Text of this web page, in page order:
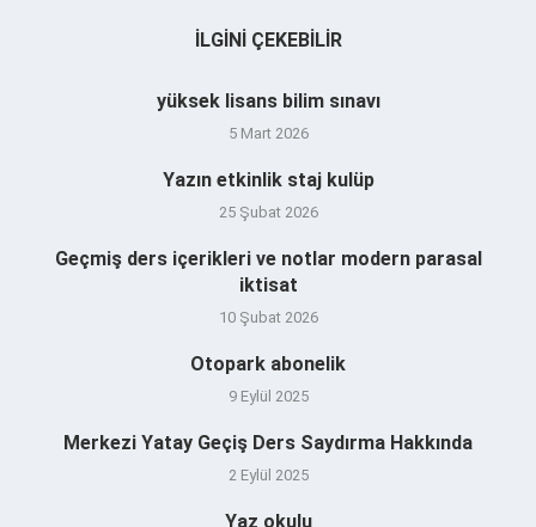
İLGINI ÇEKEBILIR
yüksek lisans bilim sınavı
5 Mart 2026
Yazın etkinlik staj kulüp
25 Şubat 2026
Geçmiş ders içerikleri ve notlar modern parasal
iktisat
10 Şubat 2026
Otopark abonelik
9 Eylül 2025
Merkezi Yatay Geçiş Ders Saydırma Hakkında
2 Eylül 2025
Yaz okulu